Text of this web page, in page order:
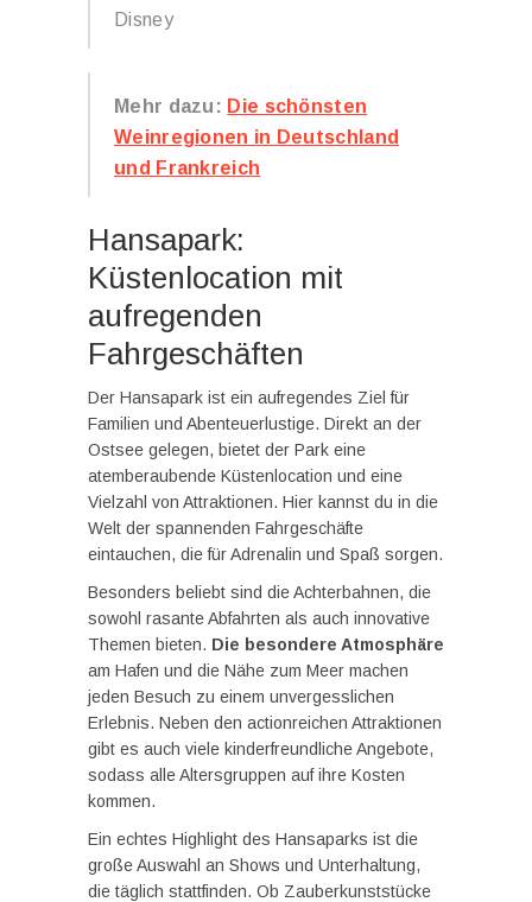
Disney
Mehr dazu: Die schönsten
Weinregionen in Deutschland
und Frankreich
Hansapark:
Küstenlocation mit
aufregenden
Fahrgeschäften
Der Hansapark ist ein aufregendes Ziel für
Familien und Abenteuerlustige. Direkt an der
Ostsee gelegen, bietet der Park eine
atemberaubende Küstenlocation und eine
Vielzahl von Attraktionen. Hier kannst du in die
Welt der spannenden Fahrgeschäfte
eintauchen, die für Adrenalin und Spaß sorgen.
Besonders beliebt sind die Achterbahnen, die
sowohl rasante Abfahrten als auch innovative
Themen bieten. Die besondere Atmosphäre
am Hafen und die Nähe zum Meer machen
jeden Besuch zu einem unvergesslichen
Erlebnis. Neben den actionreichen Attraktionen
gibt es auch viele kinderfreundliche Angebote,
sodass alle Altersgruppen auf ihre Kosten
kommen.
Ein echtes Highlight des Hansaparks ist die
große Auswahl an Shows und Unterhaltung,
die täglich stattfinden. Ob Zauberkunststücke